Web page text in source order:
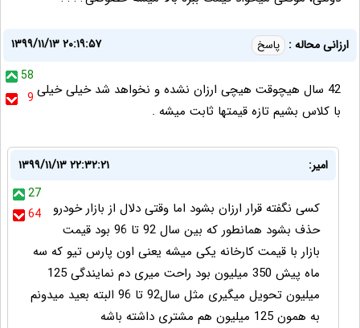
ارزانی محاله : پاسخ
۱۳۹۹/۱۱/۱۳ ۲۰:۱۹:۵۷
58
9 42 سال هیچوقت هیچی ارزان نشده و نخواهد شد خیلی خیلی
با کلاس بشیم تازه قیمتها ثابت میشه .
امیر:
۱۳۹۹/۱۱/۱۳ ۲۲:۳۲:۲۱
27
64
کسی نگفته قرار ارزان بشود اما وقتی دلال از بازار خودرو
حذف بشود همانطور که بین سال 92 تا 96 بود قیمت
بازار با قیمت کارخانه یکی میشه یعنی اون پارس تیو که سه
ماه پیش 350 میلیون بود راحت میری دم نمایندگی 125
میلیون تحویل میگیری مثل سال92 تا 96 البته بعید میدونم
به همون 125 میلیون هم مشتری داشته باشه